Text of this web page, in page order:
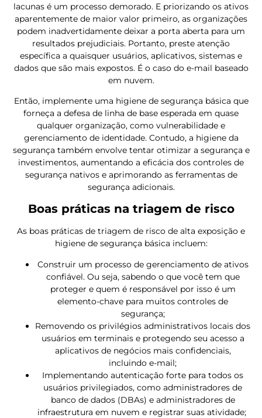
lacunas é um processo demorado. E priorizando os ativos
aparentemente de maior valor primeiro, as organizações
podem inadvertidamente deixar a porta aberta para um
resultados prejudiciais. Portanto, preste atenção
específica a quaisquer usuários, aplicativos, sistemas e
dados que são mais expostos. É o caso do e-mail baseado
em nuvem.
Então, implemente uma higiene de segurança básica que
forneça a defesa de linha de base esperada em quase
qualquer organização, como vulnerabilidade e
gerenciamento de identidade. Contudo, a higiene da
segurança também envolve tentar otimizar a segurança e
investimentos, aumentando a eficácia dos controles de
segurança nativos e aprimorando as ferramentas de
segurança adicionais.
Boas práticas na triagem de risco
As boas práticas de triagem de risco de alta exposição e
higiene de segurança básica incluem:
Construir um processo de gerenciamento de ativos
confiável. Ou seja, sabendo o que você tem que
proteger e quem é responsável por isso é um
elemento-chave para muitos controles de
segurança;
Removendo os privilégios administrativos locais dos
usuários em terminais e protegendo seu acesso a
aplicativos de negócios mais confidenciais,
incluindo e-mail;
Implementando autenticação forte para todos os
usuários privilegiados, como administradores de
banco de dados (DBAs) e administradores de
infraestrutura em nuvem e registrar suas atividade;